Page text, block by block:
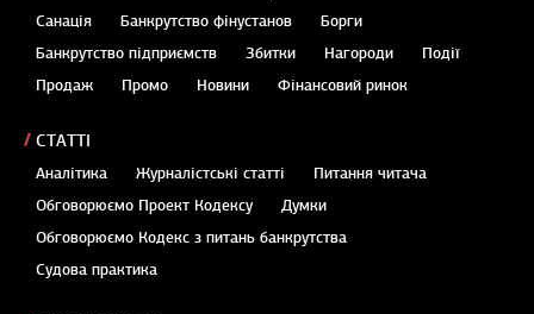
Санація
Банкрутство фінустанов
Борги
Банкрутство підприємств
Збитки Нагороди
Події
Продаж
Промо Новини Фінансовий ринок
СТАТТІ
Аналітика Журналістські статті
Питання читача
Обговорюємо Проект Кодексу
Думки
Обговорюємо Кодекс з питань банкрутства
Судова практика